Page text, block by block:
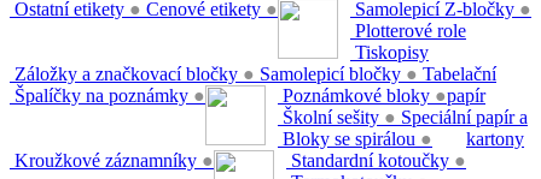
Ostatní etikety ● Cenové etikety ● Samolepicí Z-bločky ●
Záložky a značkovací bločky ● Samolepicí bločky ●
Špalíčky na poznámky ● Poznámkové bloky ●
Školní sešity ●
Bloky se spirálou ●
Kroužkové záznamníky ●
Plotterové role
Standardní kotoučky ●
Tiskopisy
Tabelační
papír
Speciální papír a
kartony